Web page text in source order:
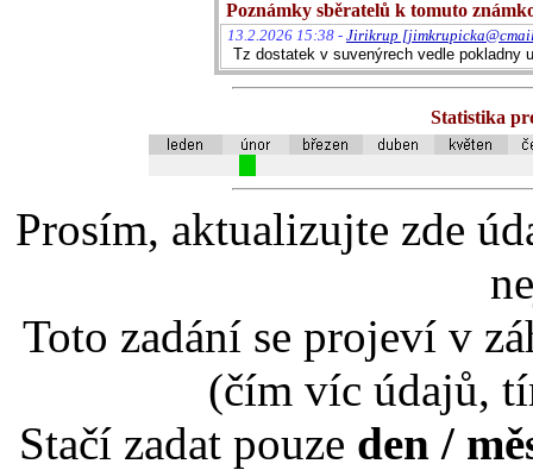
Poznámky sběratelů k tomuto
13.2.2026 15:38 - Jirikrup
Tz dostatek v suvenýrech vedle pokladny
Statistika
Prosím, aktualizujte zde
Toto zadání se projeví v
(čím víc údajů,
Stačí zadat pouze den /